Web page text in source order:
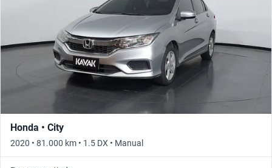
Honda • City
2020 • 81.000 km • 1.5 DX • Manual